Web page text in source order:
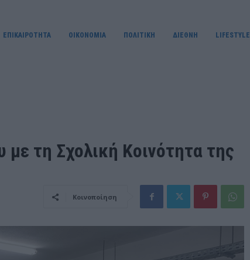
ΕΠΙΚΑΙΡΟΤΗΤΑ OIKONOMIA ΠΟΛΙΤΙΚΗ ΔΙΕΘΝΗ LIFESTYLE
τη Σχολική Κοινότητα της
Κοινοποίηση